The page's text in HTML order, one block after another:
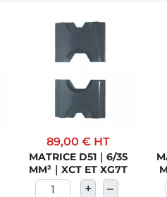
89,00 € HT
MATRICE D51｜6/35
MM²｜XCT ET XG7T
+ –